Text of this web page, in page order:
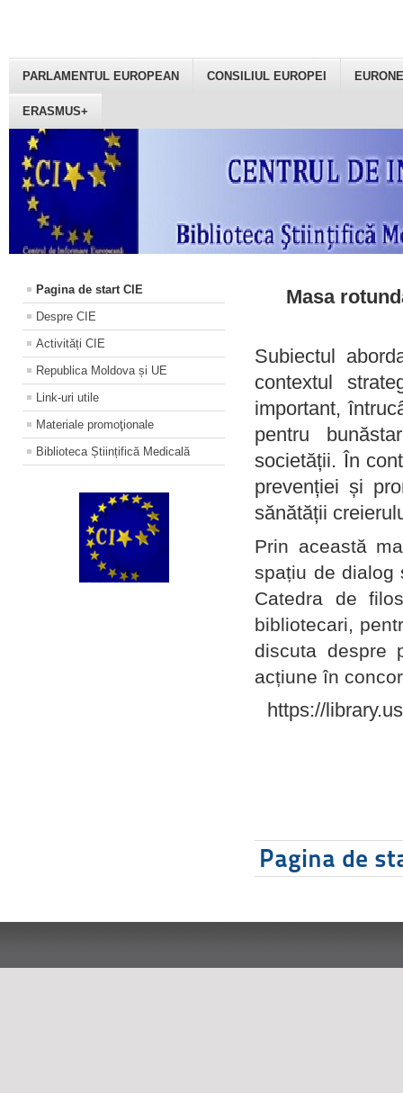
PARLAMENTUL EUROPEAN CONSILIUL EUROPEI
ERASMUS+
Pagina de start CIE
Despre CIE
Activități CIE
Republica Moldova și UE
Link-uri utile
Materiale promoţionale
Biblioteca Științifică Medicală
Masa
Subiectul
contextul
important,
pentru
societății. În
prevenției și
sănătății
Prin această
spațiu de dialog
Catedra de
bibliotecari,
discuta despre
acțiune în
https://
Pagina de